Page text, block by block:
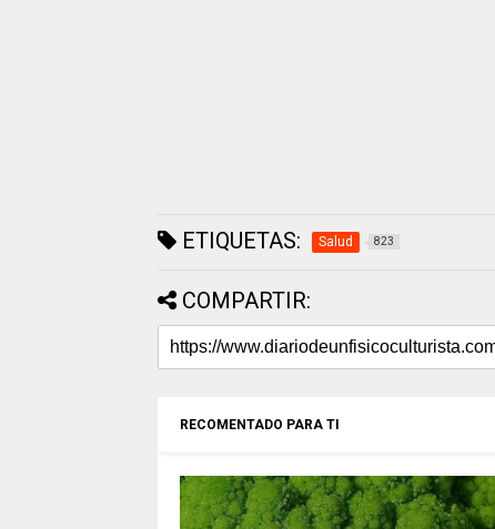
ETIQUETAS: Salud 823
COMPARTIR:
RECOMENTADO PARA TI